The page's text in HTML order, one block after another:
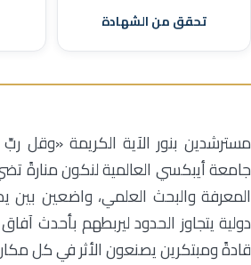
تحقق من الشهادة
مسترشدين بنور الآية الكريمة «وقل
جامعة أيبكسي العالمية لنكون منارةً
المعرفة والبحث العلمي، واضعين بين
دولية يتجاوز الحدود ليربطهم بأحدث
قادةً ومبتكرين يصنعون الأثر في كل